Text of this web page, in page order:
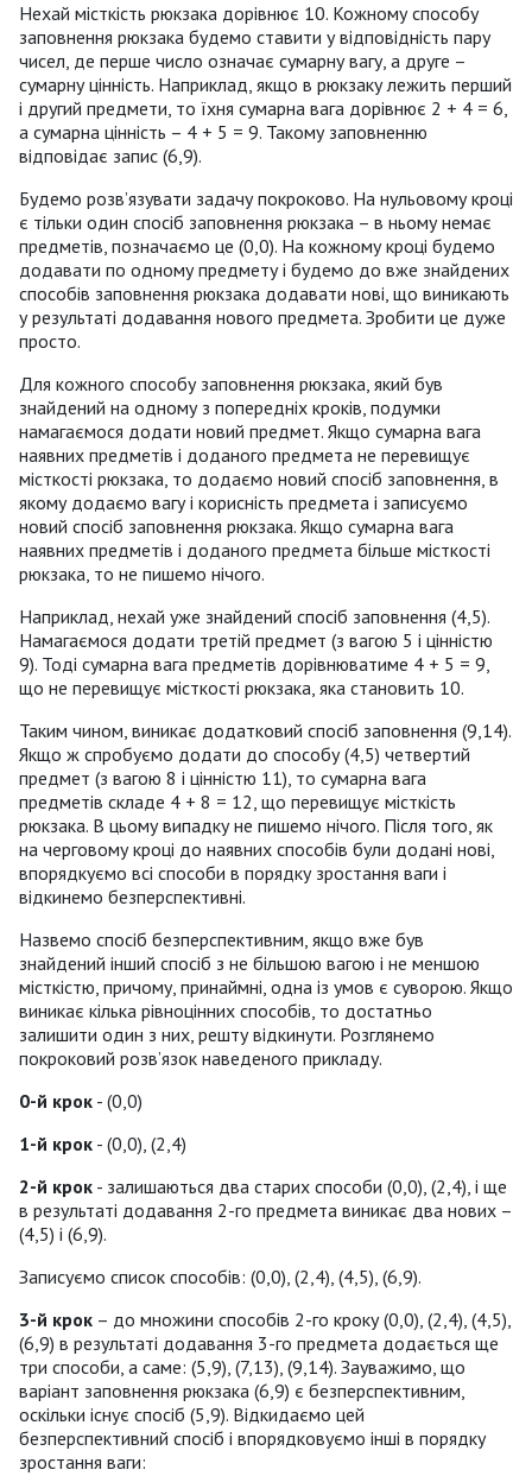
Нехай місткість рюкзака дорівнює 10. Кожному способу
заповнення рюкзака будемо ставити у відповідність пару
чисел, де перше число означає сумарну вагу, а друге –
сумарну цінність. Наприклад, якщо в рюкзаку лежить перший
і другий предмети, то їхня сумарна вага дорівнює 2 + 4 = 6,
а сумарна цінність – 4 + 5 = 9. Такому заповненню
відповідає запис (6,9).
Будемо розв’язувати задачу покроково. На нульовому кроці
є тільки один спосіб заповнення рюкзака – в ньому немає
предметів, позначаємо це (0,0). На кожному кроці будемо
додавати по одному предмету і будемо до вже знайдених
способів заповнення рюкзака додавати нові, що виникають
у результаті додавання нового предмета. Зробити це дуже
просто.
Для кожного способу заповнення рюкзака, який був
знайдений на одному з попередніх кроків, подумки
намагаємося додати новий предмет. Якщо сумарна вага
наявних предметів і доданого предмета не перевищує
місткості рюкзака, то додаємо новий спосіб заповнення, в
якому додаємо вагу і корисність предмета і записуємо
новий спосіб заповнення рюкзака. Якщо сумарна вага
наявних предметів і доданого предмета більше місткості
рюкзака, то не пишемо нічого.
Наприклад, нехай уже знайдений спосіб заповнення (4,5).
Намагаємося додати третій предмет (з вагою 5 і цінністю
9). Тоді сумарна вага предметів дорівнюватиме 4 + 5 = 9,
що не перевищує місткості рюкзака, яка становить 10.
Таким чином, виникає додатковий спосіб заповнення (9,14).
Якщо ж спробуємо додати до способу (4,5) четвертий
предмет (з вагою 8 і цінністю 11), то сумарна вага
предметів складе 4 + 8 = 12, що перевищує місткість
рюкзака. В цьому випадку не пишемо нічого. Після того, як
на черговому кроці до наявних способів були додані нові,
впорядкуємо всі способи в порядку зростання ваги і
відкинемо безперспективні.
Назвемо спосіб безперспективним, якщо вже був
знайдений інший спосіб з не більшою вагою і не меншою
місткістю, причому, принаймні, одна із умов є суворою. Якщо
виникає кілька рівноцінних способів, то достатньо
залишити один з них, решту відкинути. Розглянемо
покроковий розв’язок наведеного прикладу.
0-й крок - (0,0)
1-й крок - (0,0), (2,4)
2-й крок - залишаються два старих способи (0,0), (2,4), і ще
в результаті додавання 2-го предмета виникає два нових –
(4,5) і (6,9).
Записуємо список способів: (0,0), (2,4), (4,5), (6,9).
3-й крок – до множини способів 2-го кроку (0,0), (2,4), (4,5),
(6,9) в результаті додавання 3-го предмета додається ще
три способи, а саме: (5,9), (7,13), (9,14). Зауважимо, що
варіант заповнення рюкзака (6,9) є безперспективним,
оскільки існує спосіб (5,9). Відкидаємо цей
безперспективний спосіб і впорядковуємо інші в порядку
зростання ваги: